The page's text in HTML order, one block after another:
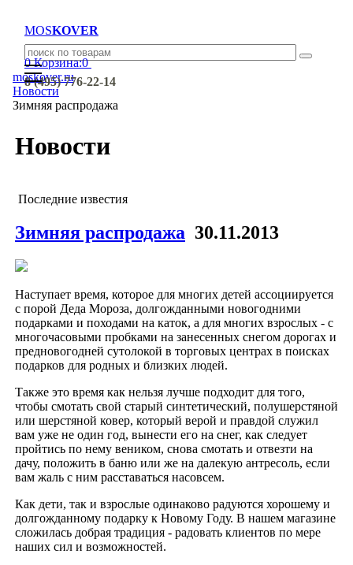
MOSKOVER
8 (495) 776-22-14
0 Корзина:0
moskover.ru
Новости
Зимняя распродажа
Новости
Последние известия
Зимняя распродажа 30.11.2013
Наступает время, которое для многих детей ассоциируется
с порой Деда Мороза, долгожданными новогодними
подарками и походами на каток, а для многих взрослых - с
многочасовыми пробками на занесенных снегом дорогах и
предновогодней сутолокой в торговых центрах в поисках
подарков для родных и близких людей.
Также это время как нельзя лучше подходит для того,
чтобы смотать свой старый синтетический, полушерстяной
или шерстяной ковер, который верой и правдой служил
вам уже не один год, вынести его на снег, как следует
пройтись по нему веником, снова смотать и отвезти на
дачу, положить в баню или же на далекую антресоль, если
вам жаль с ним расставаться насовсем.
Как дети, так и взрослые одинаково радуются хорошему и
долгожданному подарку к Новому Году. В нашем магазине
сложилась добрая традиция - радовать клиентов по мере
наших сил и возможностей.